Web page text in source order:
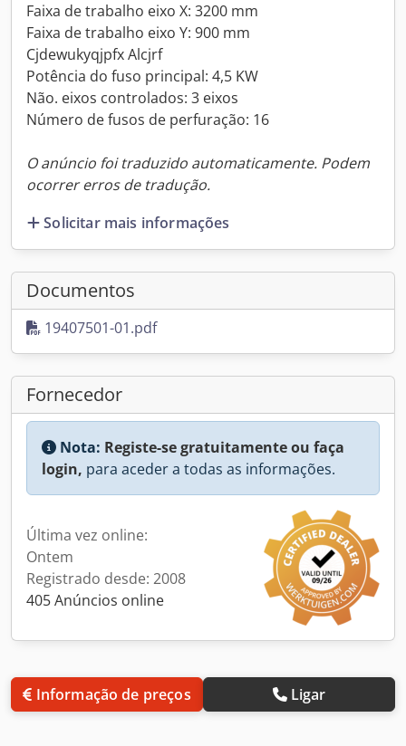
Faixa de trabalho eixo X: 3200 mm
Faixa de trabalho eixo Y: 900 mm
Cjdewukyqjpfx Alcjrf
Potência do fuso principal: 4,5 KW
Não. eixos controlados: 3 eixos
Número de fusos de perfuração: 16
O anúncio foi traduzido automaticamente. Podem
ocorrer erros de tradução.
Solicitar mais informações
Documentos
19407501-01.pdf
Fornecedor
Nota: Registe-se gratuitamente ou faça
login, para aceder a todas as informações.
Última vez online:
Ontem
Registrado desde: 2008
405 Anúncios online
Informação de preços Ligar